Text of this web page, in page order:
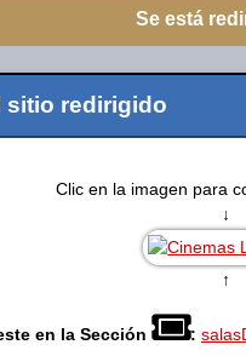
Se está
sitio redirigido
Clic en la imagen para
↓
↑
en la Sección :